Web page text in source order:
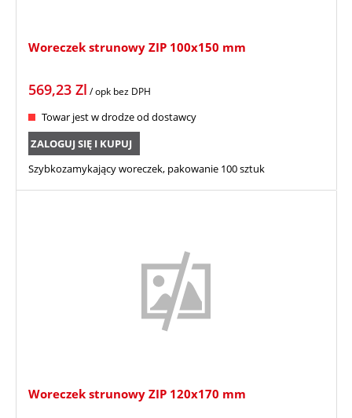
Woreczek strunowy ZIP 100x150 mm
569,23 Zl / opk bez DPH
Towar jest w drodze od dostawcy
ZALOGUJ SIĘ I KUPUJ
Szybkozamykający woreczek, pakowanie 100 sztuk
Woreczek strunowy ZIP 120x170 mm